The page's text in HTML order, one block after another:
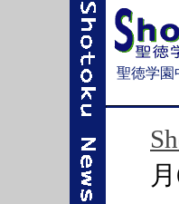
聖徳学園